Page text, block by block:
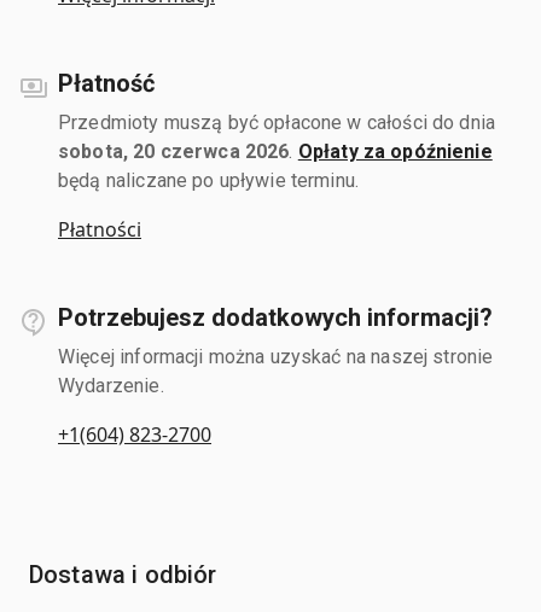
Płatność
Przedmioty muszą być opłacone w całości do dnia
sobota, 20 czerwca 2026 Opłaty za opóźnienie
będą naliczane po upływie terminu.
Płatności
Potrzebujesz dodatkowych informacji?
Więcej informacji można uzyskać na naszej stronie
Wydarzenie.
+1(604) 823-2700
Dostawa i odbiór